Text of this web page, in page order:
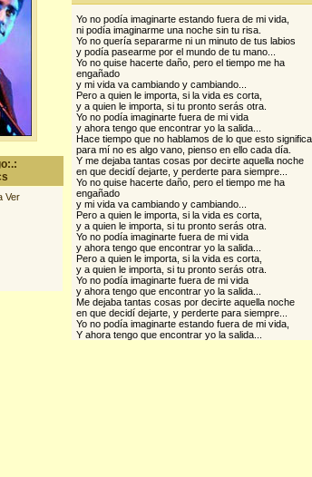
Ver
Yo no podía imaginarte estando fuera de mi vida,
ni podía imaginarme una noche sin tu risa.
Yo no quería separarme ni un minuto de tus labios
y podía pasearme por el mundo de tu mano...
Yo no quise hacerte daño, pero el tiempo me ha
engañado
y mi vida va cambiando y cambiando...
Pero a quien le importa, si la vida es corta,
y a quien le importa, si tu pronto serás otra.
Yo no podía imaginarte fuera de mi vida
y ahora tengo que encontrar yo la salida...
Hace tiempo que no hablamos de lo que esto
para mí no es algo vano, pienso en ello cada día.
Y me dejaba tantas cosas por decirte aquella noche
en que decidí dejarte, y perderte para siempre...
Yo no quise hacerte daño, pero el tiempo me ha
engañado
y mi vida va cambiando y cambiando...
Pero a quien le importa, si la vida es corta,
y a quien le importa, si tu pronto serás otra.
Yo no podía imaginarte fuera de mi vida
y ahora tengo que encontrar yo la salida...
Pero a quien le importa, si la vida es corta,
y a quien le importa, si tu pronto serás otra.
Yo no podía imaginarte fuera de mi vida
y ahora tengo que encontrar yo la salida...
Me dejaba tantas cosas por decirte aquella noche
en que decidí dejarte, y perderte para siempre...
Yo no podía imaginarte estando fuera de mi vida,
Y ahora tengo que encontrar yo la salida...